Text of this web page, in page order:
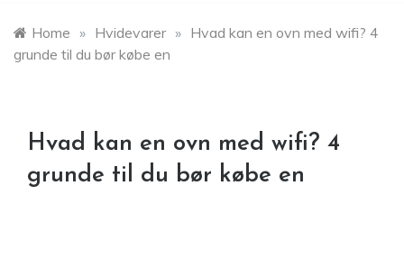
Home » Hvidevarer » Hvad kan en ovn med wifi? 4
grunde til du bør købe en
Hvad kan en ovn med wifi? 4
grunde til du bør købe en